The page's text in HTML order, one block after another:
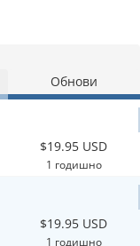
Обнови
$19.95 USD
1 годишно
$19.95 USD
1 годишно